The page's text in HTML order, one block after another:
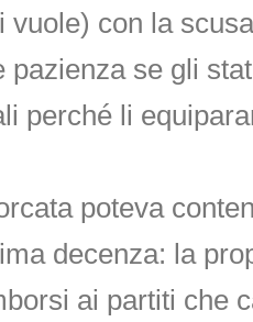
vuole) con la
pazienza se gli
perché li
poteva
decenza: la
ai partiti che